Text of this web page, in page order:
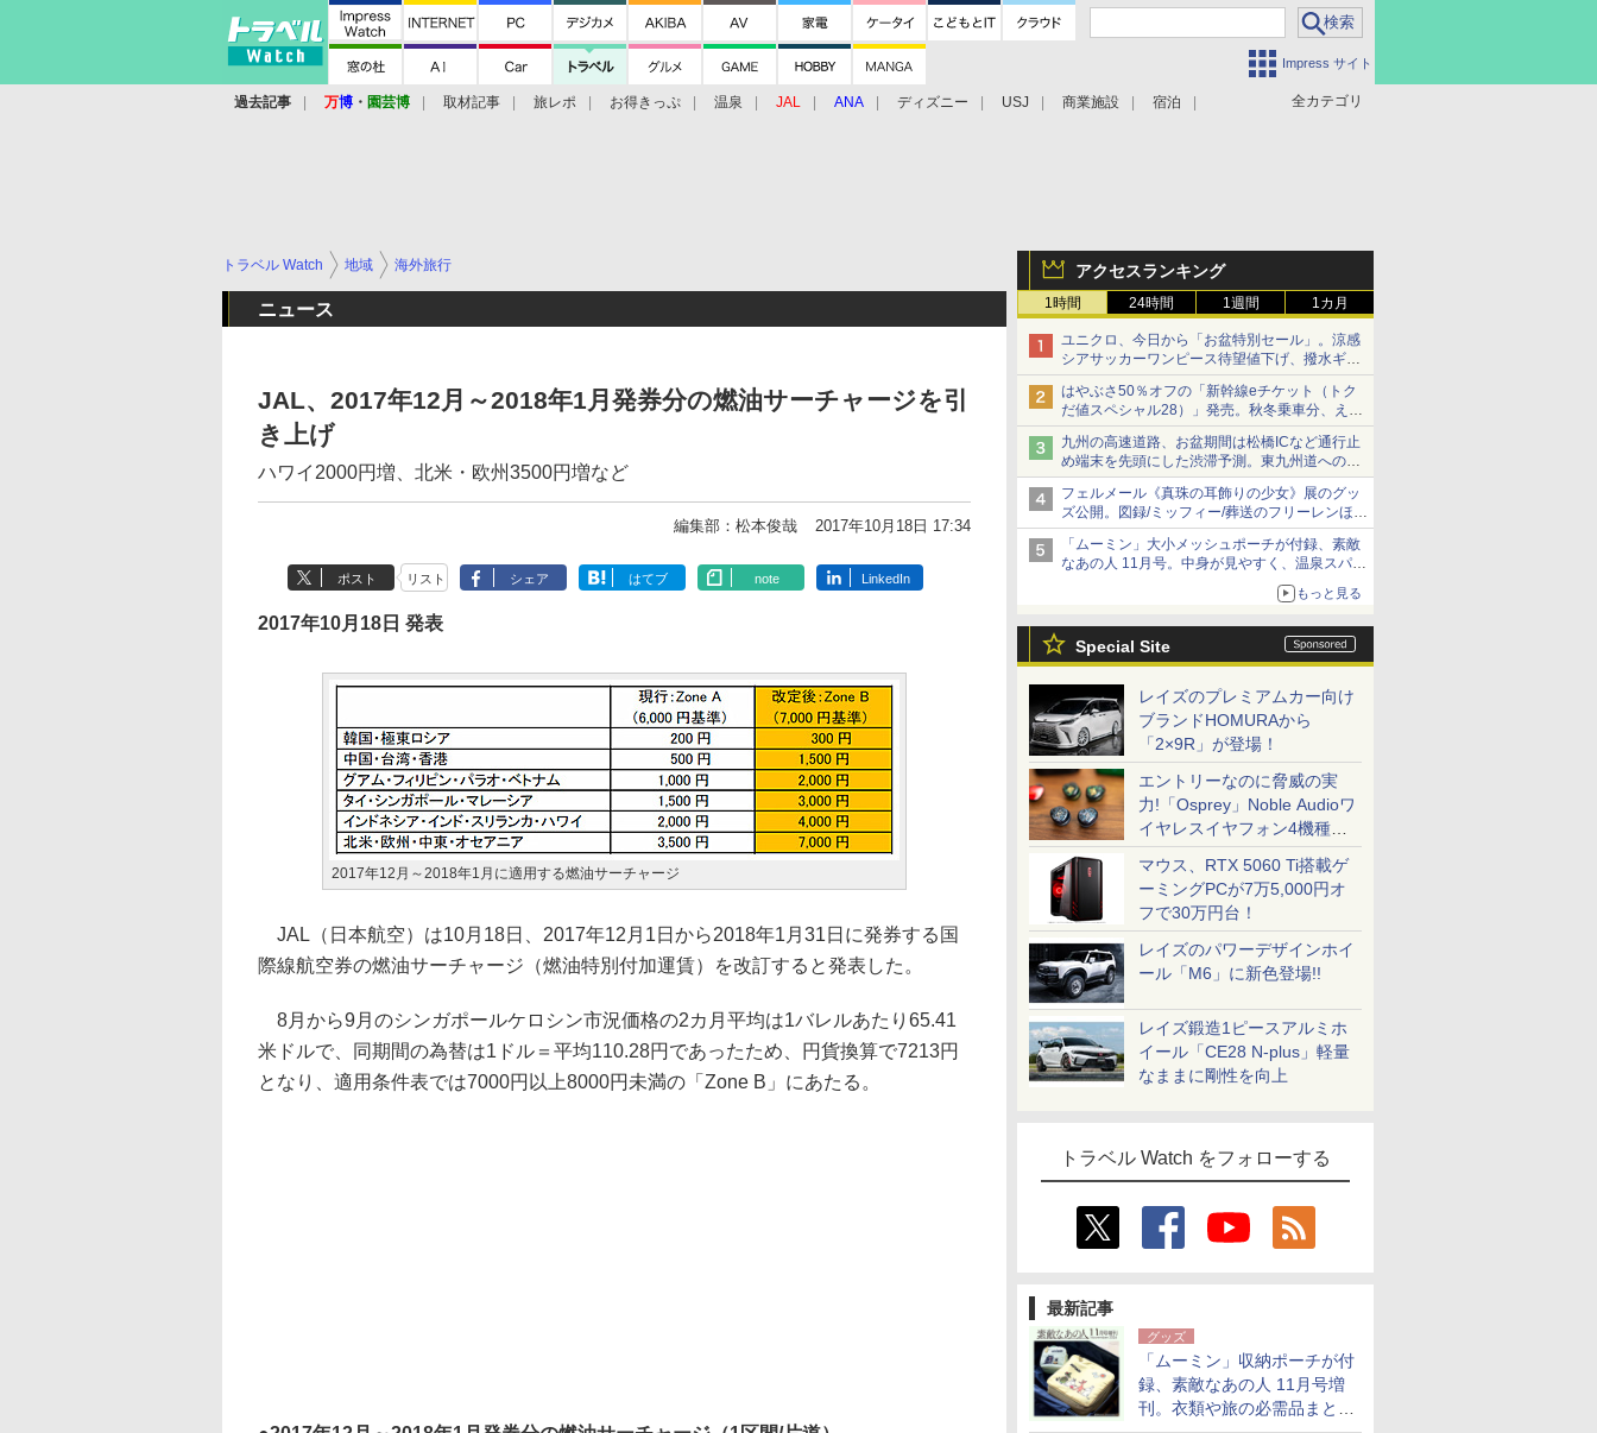
Impress サイト
全カテゴリ
過去記事 万博 ・ 園芸博 取材記事 旅レポ お得きっぷ 温泉 JAL ANA ディズニー USJ 商業施設 宿泊
アクセスランキング
1時間 24時間 1週間 1カ月
ユニクロ、今日から「お盆特別セール」。涼感
シアサッカーワンピース待望値下げ、撥水ギア
ショーツは1990円に
はやぶさ50％オフの「新幹線eチケット（トク
だ値スペシャル28）」発売。秋冬乗車分、えき
ねっと限定
九州の高速道路、お盆期間は松橋ICなど通行止
め端末を先頭にした渋滞予測。東九州道への迂
回は料金調整を実施
フェルメール《真珠の耳飾りの少女》展のグッ
ズ公開。図録/ミッフィー/葬送のフリーレンほ
か、注目ブランドコラボが実現
「ムーミン」大小メッシュポーチが付録、素敵
なあの人 11月号。中身が見やすく、温泉スパに
もっと見る
Special Site
レイズのプレミアムカー向け
ブランドHOMURAから
「2×9R」が登場！
エントリーなのに脅威の実
力!「Osprey」Noble Audioワ
イヤレスイヤフォン4機種を
一気に聴く
マウス、RTX 5060 Ti搭載ゲ
ーミングPCが7万5,000円オ
フで30万円台！
レイズのパワーデザインホイ
ール「M6」に新色登場!!
レイズ鍛造1ピースアルミホ
イール「CE28 N-plus」軽量
なままに剛性を向上
トラベル Watch をフォローする
最新記事
グッズ
「ムーミン」収納ポーチが付
録、素敵なあの人 11月号増
刊。衣類や旅の必需品まとま
トラベル Watch 地域 海外旅行
ニュース
JAL、2017年12月～2018年1月発券分の燃油サーチャージを引
き上げ
ハワイ2000円増、北米・欧州3500円増など
編集部：松本俊哉 2017年10月18日 17:34
ポスト リスト シェア はてブ note LinkedIn
2017年10月18日 発表
2017年12月～2018年1月に適用する燃油サーチャージ
JAL（日本航空）は10月18日、2017年12月1日から2018年1月31日に発券する国
際線航空券の燃油サーチャージ（燃油特別付加運賃）を改訂すると発表した。
8月から9月のシンガポールケロシン市況価格の2カ月平均は1バレルあたり65.41
米ドルで、同期間の為替は1ドル＝平均110.28円であったため、円貨換算で7213円
となり、適用条件表では7000円以上8000円未満の「Zone B」にあたる。